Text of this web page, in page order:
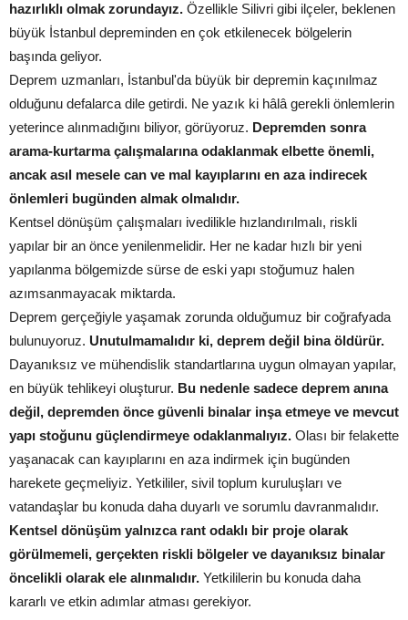
hazırlıklı olmak zorundayız. Özellikle Silivri gibi ilçeler, beklenen
büyük İstanbul depreminden en çok etkilenecek bölgelerin
başında geliyor.
Deprem uzmanları, İstanbul'da büyük bir depremin kaçınılmaz
olduğunu defalarca dile getirdi. Ne yazık ki hâlâ gerekli önlemlerin
yeterince alınmadığını biliyor, görüyoruz. Depremden sonra
arama-kurtarma çalışmalarına odaklanmak elbette önemli,
ancak asıl mesele can ve mal kayıplarını en aza indirecek
önlemleri bugünden almak olmalıdır.
Kentsel dönüşüm çalışmaları ivedilikle hızlandırılmalı, riskli
yapılar bir an önce yenilenmelidir. Her ne kadar hızlı bir yeni
yapılanma bölgemizde sürse de eski yapı stoğumuz halen
azımsanmayacak miktarda.
Deprem gerçeğiyle yaşamak zorunda olduğumuz bir coğrafyada
bulunuyoruz. Unutulmamalıdır ki, deprem değil bina öldürür.
Dayanıksız ve mühendislik standartlarına uygun olmayan yapılar,
en büyük tehlikeyi oluşturur. Bu nedenle sadece deprem anına
değil, depremden önce güvenli binalar inşa etmeye ve mevcut
yapı stoğunu güçlendirmeye odaklanmalıyız. Olası bir felakette
yaşanacak can kayıplarını en aza indirmek için bugünden
harekete geçmeliyiz. Yetkililer, sivil toplum kuruluşları ve
vatandaşlar bu konuda daha duyarlı ve sorumlu davranmalıdır.
Kentsel dönüşüm yalnızca rant odaklı bir proje olarak
görülmemeli, gerçekten riskli bölgeler ve dayanıksız binalar
öncelikli olarak ele alınmalıdır. Yetkililerin bu konuda daha
kararlı ve etkin adımlar atması gerekiyor.